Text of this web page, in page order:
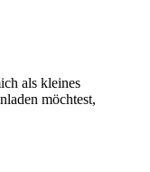
als kleines
möchtest,